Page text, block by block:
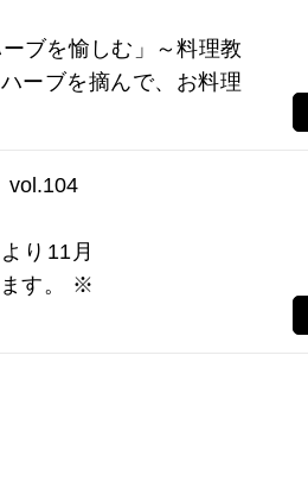
ブを愉しむ」～料理教
ーブを摘んで、お料理
vol.104
り11月
ます。 ※